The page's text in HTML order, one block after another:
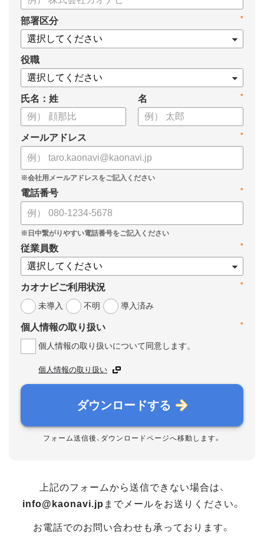
*
部署区分
役職
氏名：姓 *
名
*
メールアドレス
*
電話番号
*
従業員数
*
カオナビご利用状況
未導入
不明 導入済み
*
個人情報の取り扱い
個人情報の取り扱いについて同意します。
個人情報の取り扱い
ダウンロードする
フォーム送信後、ダウンロードページへ移動します。
上記のフォームから送信できない場合は、
info@kaonavi.jp までメールをお送りください。
お電話でのお問い合わせも承っております。